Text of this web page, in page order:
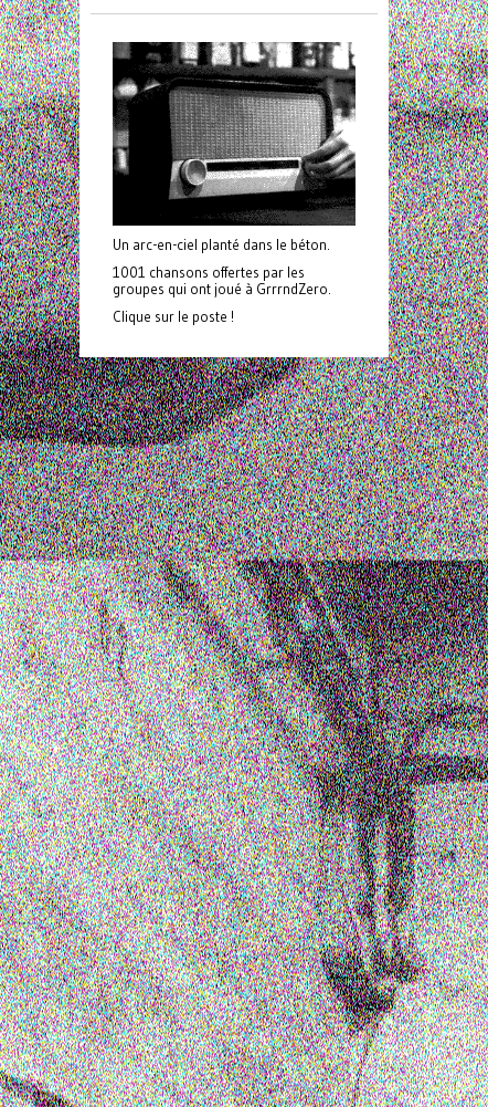
Un arc-en-ciel planté dans le béton.
1001 chansons offertes par les
groupes qui ont joué à GrrrndZero.
Clique sur le poste !